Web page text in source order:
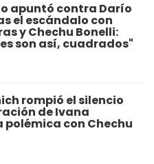
apuntó contra Darío
el escándalo con
y Chechu Bonelli:
son así, cuadrados"
rompió el silencio
de Ivana
polémica con Chechu